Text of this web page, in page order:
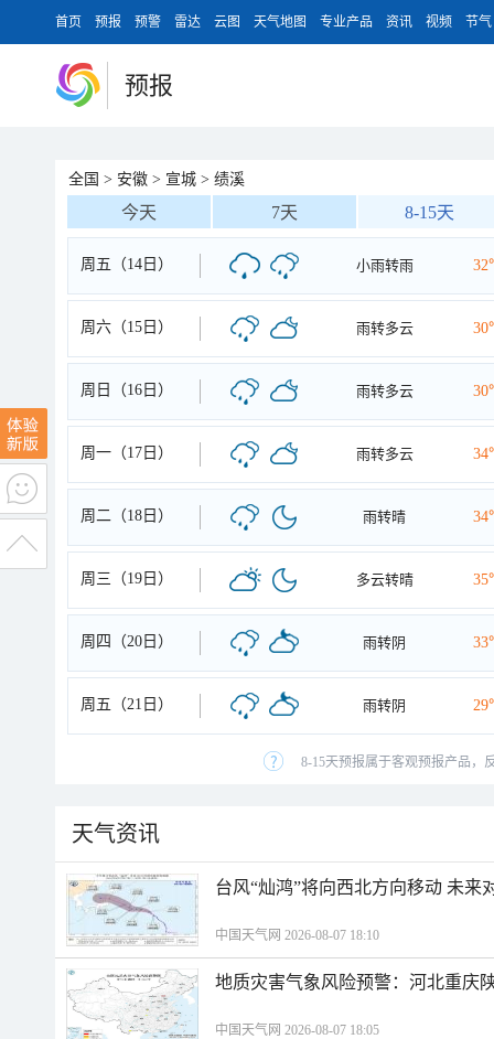
首页 预报 预警 雷达 云图 天气地图 专业产品 资讯 视频 节气
预报
全国 > 安徽 > 宣城 > 绩溪
今天 7天 8-15天
周五（14日） 小雨转雨
周六（15日） 雨转多云
周日（16日） 雨转多云
周一（17日） 雨转多云
周二（18日） 雨转晴
周三（19日） 多云转晴
周四（20日） 雨转阴
周五（21日） 雨转阴
8-15天预报属于客观预报产品，
天气资讯
台风“灿鸿”将向西北方向移动 未来
中国天气网 2026-08-07 18:10
地质灾害气象风险预警：河北重庆
中国天气网 2026-08-07 18:05